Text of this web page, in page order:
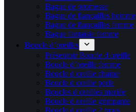
Bague de promesse
Bague de fiançailles homme
Bague de fiançailles femme
Bague fantaisie femme
Boucle d’oreilles
Présentoir Boucle d oreille
Boucle d’oreille femme
Boucle d oreille chaine
Boucle d oreille perle
Boucles d oreilles mariée
Boucle d oreille grimpante
Boucle d oreille 2 trous